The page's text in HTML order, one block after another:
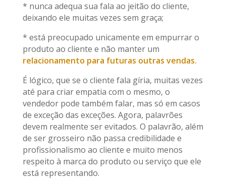
* nunca adequa sua fala ao jeitão do cliente,
deixando ele muitas vezes sem graça;
* está preocupado unicamente em empurrar o
produto ao cliente e não manter um
relacionamento para futuras outras vendas.
É lógico, que se o cliente fala gíria, muitas vezes
até para criar empatia com o mesmo, o
vendedor pode também falar, mas só em casos
de exceção das exceções. Agora, palavrões
devem realmente ser evitados. O palavrão, além
de ser grosseiro não passa credibilidade e
profissionalismo ao cliente e muito menos
respeito à marca do produto ou serviço que ele
está representando.